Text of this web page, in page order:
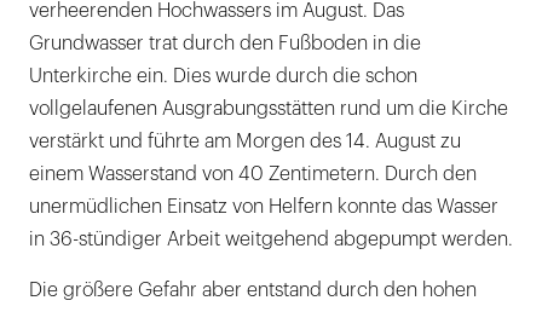
verheerenden Hochwassers im August. Das
Grundwasser trat durch den Fußboden in die
Unterkirche ein. Dies wurde durch die schon
vollgelaufenen Ausgrabungsstätten rund um die Kirche
verstärkt und führte am Morgen des 14. August zu
einem Wasserstand von 40 Zentimetern. Durch den
unermüdlichen Einsatz von Helfern konnte das Wasser
in 36-stündiger Arbeit weitgehend abgepumpt werden.
Die größere Gefahr aber entstand durch den hohen